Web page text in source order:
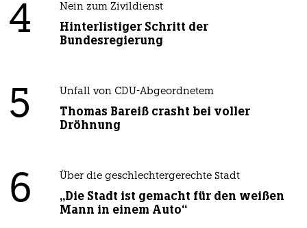
4 Nein zum Zivildienst
Hinterlistiger Schritt der
Bundesregierung
5 Unfall von CDU-Abgeordnetem
Thomas Bareiß crasht bei voller
Dröhnung
6 Über die geschlechtergerechte Stadt
„Die Stadt ist gemacht für den weißen
Mann in einem Auto“